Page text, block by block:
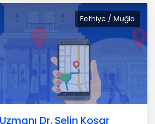
Fethiye / Muğla
Dr. Selin Koşar